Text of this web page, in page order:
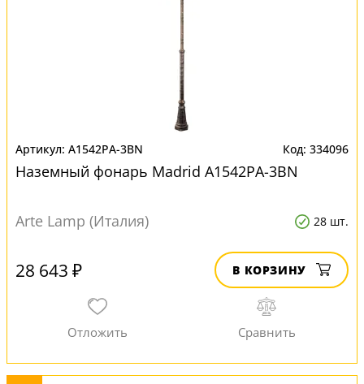
A1542PA-3BN 334096
Наземный фонарь Madrid A1542PA-3BN
Arte Lamp (Италия) 28 шт.
28 643 ₽ В КОРЗИНУ